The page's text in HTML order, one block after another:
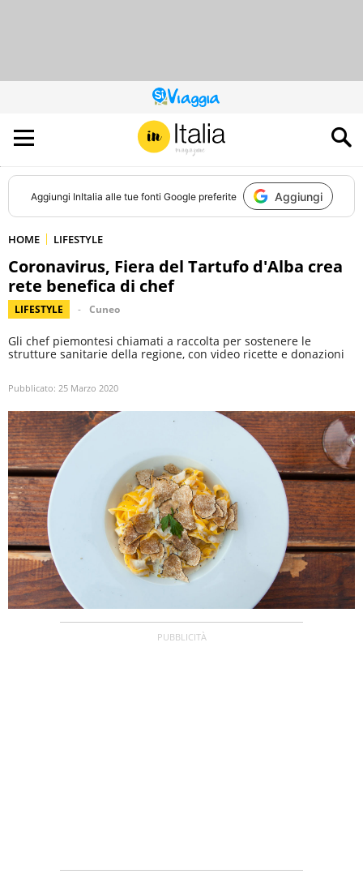
QUESTO
SITO
CONTRIBUISCE
ALL’AUDIENCE
DI
Aggiungi InItalia alle tue fonti Google preferite Aggiungi
HOME LIFESTYLE
Coronavirus, Fiera del Tartufo d'Alba crea
rete benefica di chef
LIFESTYLE Cuneo
Gli chef piemontesi chiamati a raccolta per sostenere le
strutture sanitarie della regione, con video ricette e donazioni
Pubblicato: 25 Marzo 2020